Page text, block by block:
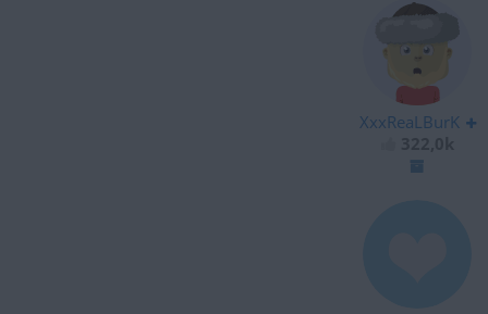
XxxReaLBurK